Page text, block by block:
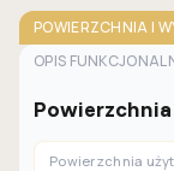
POWIERZCHNIA I
OPIS
Powierzchnia